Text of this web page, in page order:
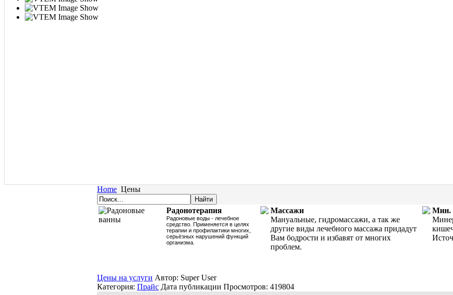
Home Цены
Радонотерапия
Радоновые воды - лечебное
средство. Применяется в целях
терапии и профилактики многих,
серьёзных нарушений функций
организма.
Массажи
Мануальные, гидромассажи, а так же
другие виды лечебного массажа придадут
Вам бодрости и избавят от многих
проблем.
Мин.
Цены на услуги Автор: Super User
Категория: Прайс Дата публикации Просмотров: 419804